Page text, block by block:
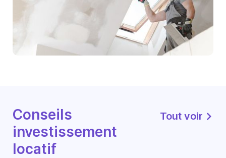
Conseils
investissement
locatif
Tout voir